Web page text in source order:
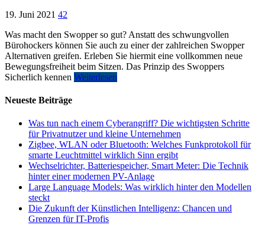
19. Juni 2021 42
Was macht den Swopper so gut? Anstatt des schwungvollen
Bürohockers können Sie auch zu einer der zahlreichen Swopper
Alternativen greifen. Erleben Sie hiermit eine vollkommen neue
Bewegungsfreiheit beim Sitzen. Das Prinzip des Swoppers
Sicherlich kennen Weiterlesen
Neueste Beiträge
Was tun nach einem Cyberangriff? Die wichtigsten Schritte
für Privatnutzer und kleine Unternehmen
Zigbee, WLAN oder Bluetooth: Welches Funkprotokoll für
smarte Leuchtmittel wirklich Sinn ergibt
Wechselrichter, Batteriespeicher, Smart Meter: Die Technik
hinter einer modernen PV-Anlage
Large Language Models: Was wirklich hinter den Modellen
steckt
Die Zukunft der Künstlichen Intelligenz: Chancen und
Grenzen für IT-Profis